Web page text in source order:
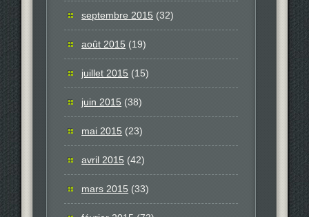
septembre 2015 (32)
août 2015 (19)
juillet 2015 (15)
juin 2015 (38)
mai 2015 (23)
avril 2015 (42)
mars 2015 (33)